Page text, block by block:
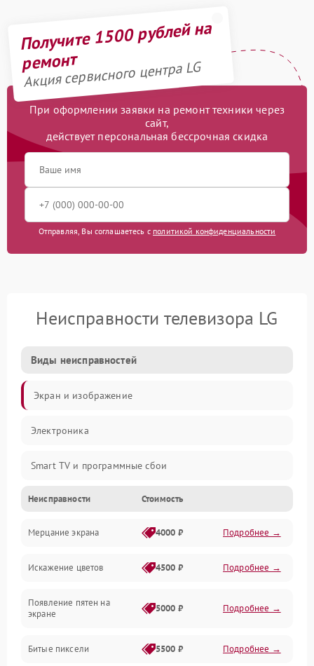
Получите 1500 рублей на
ремонт
Акция сервисного центра LG
При оформлении заявки на ремонт техники через
сайт,
действует персональная бессрочная скидка
Отправляя, Вы соглашаетесь с политикой конфиденциальности
Неисправности телевизора LG
Виды неисправностей
Экран и изображение
Электроника
Smart TV и программные сбои
Питание и запуск
Подсветка и LED-модули
Звук и аудиосистема
Сигнал и приём каналов
Неисправности Стоимость
Мерцание экрана 4000 ₽ Подробнее →
Искажение цветов 4500 ₽ Подробнее →
Появление пятен на
экране
5000 ₽ Подробнее →
Битые пиксели 5500 ₽ Подробнее →